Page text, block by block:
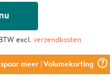
excl.verzendkosten
meer| Volumekorting question_mark_circle